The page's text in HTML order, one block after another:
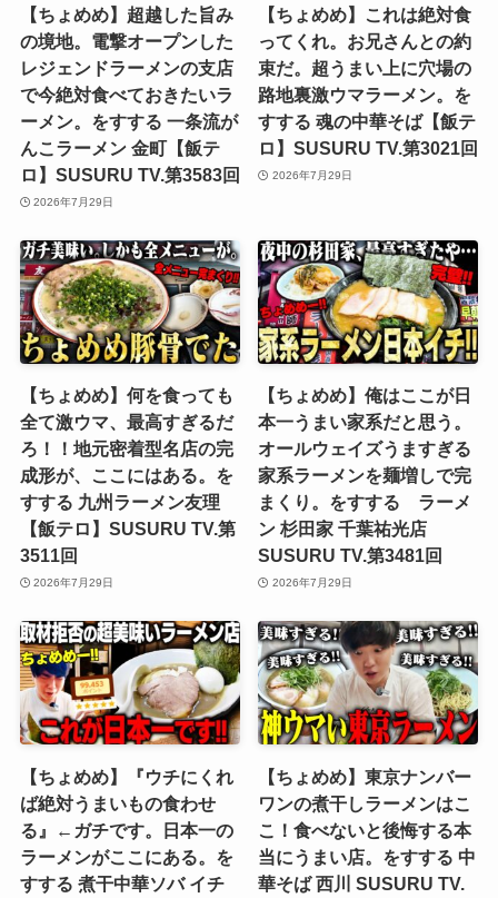
【ちょめめ】超越した旨み
の境地。電撃オープンした
レジェンドラーメンの支店
で今絶対食べておきたいラ
ーメン。をすする 一条流が
んこラーメン 金町【飯テ
ロ】SUSURU TV.第3583回
2026年7月29日
【ちょめめ】これは絶対食
ってくれ。お兄さんとの約
束だ。超うまい上に穴場の
路地裏激ウマラーメン。を
すする 魂の中華そば【飯テ
ロ】SUSURU TV.第3021回
2026年7月29日
【ちょめめ】何を食っても
全て激ウマ、最高すぎるだ
ろ！！地元密着型名店の完
成形が、ここにはある。を
すする 九州ラーメン友理
【飯テロ】SUSURU TV.第
3511回
2026年7月29日
【ちょめめ】俺はここが日
本一うまい家系だと思う。
オールウェイズうますぎる
家系ラーメンを麺増しで完
まくり。をすする ラーメ
ン 杉田家 千葉祐光店
SUSURU TV.第3481回
2026年7月29日
【ちょめめ】『ウチにくれ
ば絶対うまいもの食わせ
る』←ガチです。日本一の
ラーメンがここにある。を
すする 煮干中華ソバ イチ
【ちょめめ】東京ナンバー
ワンの煮干しラーメンはこ
こ！食べないと後悔する本
当にうまい店。をすする 中
華そば 西川 SUSURU TV.